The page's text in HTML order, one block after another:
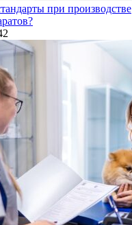
при производстве